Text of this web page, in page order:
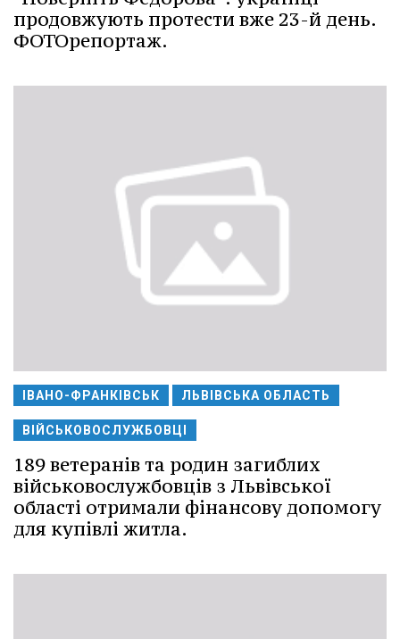
продовжують протести вже 23-й день.
ФОТОрепортаж.
ІВАНО-ФРАНКІВСЬК ЛЬВІВСЬКА ОБЛАСТЬ
ВІЙСЬКОВОСЛУЖБОВЦІ
189 ветеранів та родин загиблих
військовослужбовців з Львівської
області отримали фінансову допомогу
для купівлі житла.